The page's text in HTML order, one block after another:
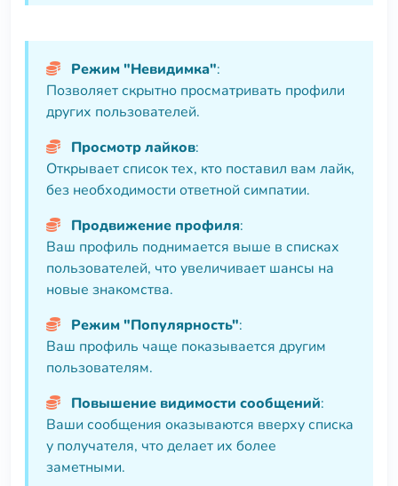
Режим "Невидимка":
Позволяет скрытно просматривать профили
других пользователей.
Просмотр лайков:
Открывает список тех, кто поставил вам лайк,
без необходимости ответной симпатии.
Продвижение профиля:
Ваш профиль поднимается выше в списках
пользователей, что увеличивает шансы на
новые знакомства.
Режим "Популярность":
Ваш профиль чаще показывается другим
пользователям.
Повышение видимости сообщений:
Ваши сообщения оказываются вверху списка
у получателя, что делает их более
заметными.